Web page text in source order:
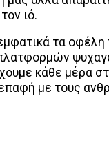
ιό.
τα
κάθε μέρα
με τους